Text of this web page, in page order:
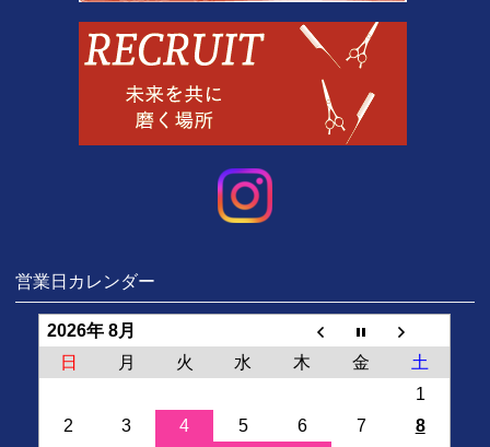
営業日カレンダー
2026年 8月
日
月 火 水 木 金
土
1
2
3 4 5 6 7
8